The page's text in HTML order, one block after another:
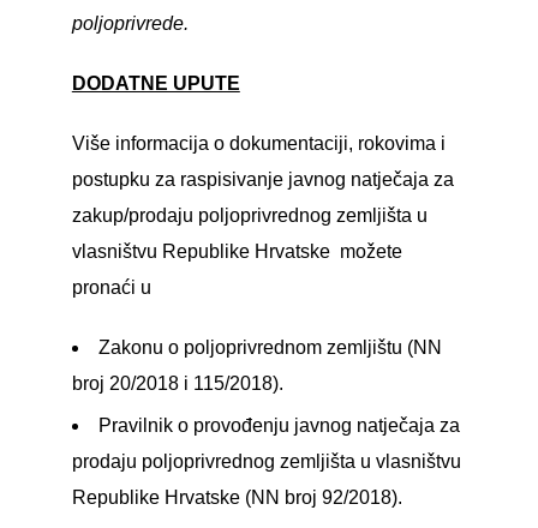
poljoprivrede.
DODATNE UPUTE
Više informacija o dokumentaciji, rokovima i
postupku za raspisivanje javnog natječaja za
zakup/prodaju poljoprivrednog zemljišta u
vlasništvu Republike Hrvatske možete
pronaći u
Zakonu o poljoprivrednom zemljištu (NN
broj 20/2018 i 115/2018).
Pravilnik o provođenju javnog natječaja za
prodaju poljoprivrednog zemljišta u vlasništvu
Republike Hrvatske (NN broj 92/2018).